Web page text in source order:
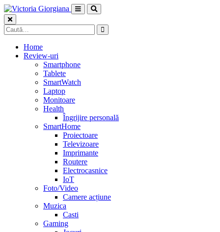
Skip
to
content
Caută
după:
Home
Review-uri
Smartphone
Tablete
SmartWatch
Laptop
Monitoare
Health
Îngrijire personală
SmartHome
Proiectoare
Televizoare
Imprimante
Routere
Electrocasnice
IoT
Foto/Video
Camere acțiune
Muzica
Casti
Gaming